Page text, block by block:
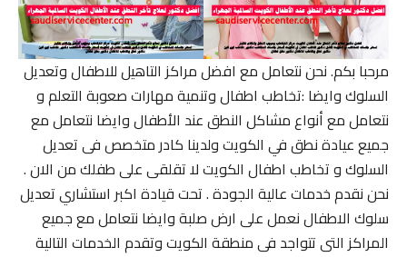
مرحبا بكم. نحن نتعامل مع افضل مراكز التاهيل للاطفال وتعديل
السلوك وايضا :تخاطب اطفال وتنمية مهارات صعوبة التعلم و
نتعامل مع أنواع مشاكل النطق عند الأطفال وايضا نتعامل مع
جميع عيادة نطق في الكويت ولدينا كادر متخصص فى تعديل
السلوك و تخاطب اطفال الكويت لا تقلقى على طفلك من الان .
نحن نقدم خدمات عالية الجودة . تحت قيادة اكبر استشاري تعديل
سلوك الاطفال نعمل على ارض صلبة وايضا نتعامل مع جميع
المراكز التى تتواجد فى منطقة الكويت وتقدم الخدمات التالية